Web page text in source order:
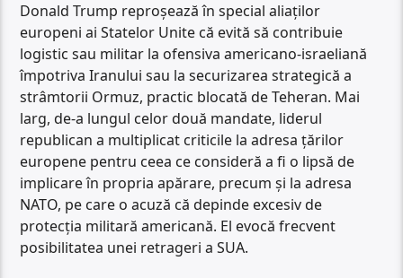
Donald Trump reproșează în special aliaților
europeni ai Statelor Unite că evită să contribuie
logistic sau militar la ofensiva americano-israeliană
împotriva Iranului sau la securizarea strategică a
strâmtorii Ormuz, practic blocată de Teheran. Mai
larg, de-a lungul celor două mandate, liderul
republican a multiplicat criticile la adresa țărilor
europene pentru ceea ce consideră a fi o lipsă de
implicare în propria apărare, precum și la adresa
NATO, pe care o acuză că depinde excesiv de
protecția militară americană. El evocă frecvent
posibilitatea unei retrageri a SUA.